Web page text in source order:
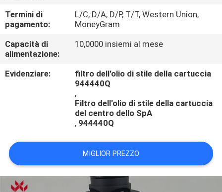
RICHIEDA
UNA
CITAZIONE
Termini di
pagamento:
L/C, D/A, D/P, T/T, Western Union,
MoneyGram
Capacità di
alimentazione:
10,0000 insiemi al mese
Evidenziare:
filtro dell'olio di stile della cartuccia
944440Q
,
Filtro dell'olio di stile della cartuccia
del centro dello SpA
, 944440Q
MIGLIOR PREZZO